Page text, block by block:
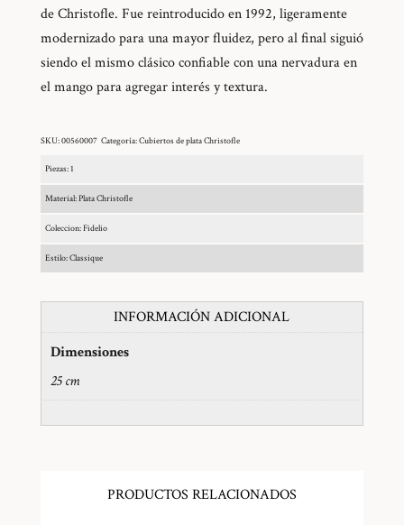
de Christofle. Fue reintroducido en 1992, ligeramente
modernizado para una mayor fluidez, pero al final siguió
siendo el mismo clásico confiable con una nervadura en
el mango para agregar interés y textura.
SKU:00560007 Categoría:Cubiertos de plata Christofle
Piezas: 1
Material: Plata Christofle
Coleccion: Fidelio
Estilo: Classique
INFORMACIÓN ADICIONAL
Dimensiones
25 cm
PRODUCTOS RELACIONADOS